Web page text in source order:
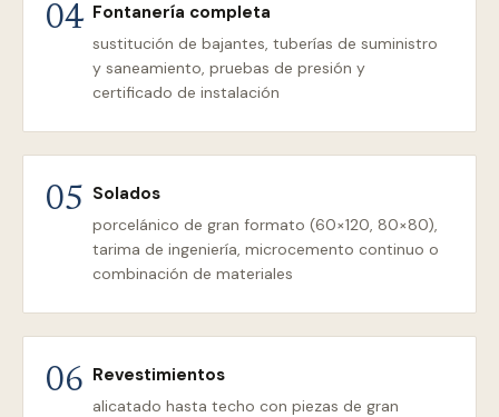
04 Fontanería completa
sustitución de bajantes, tuberías de suministro
y saneamiento, pruebas de presión y
certificado de instalación
05 Solados
porcelánico de gran formato (60×120, 80×80),
tarima de ingeniería, microcemento continuo o
combinación de materiales
06 Revestimientos
alicatado hasta techo con piezas de gran